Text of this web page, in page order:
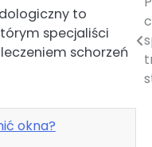
to
specjaliści
schorzeń
okna?